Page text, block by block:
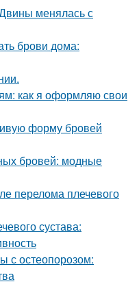
менялась с
брови дома:
как я оформляю свои
форму бровей
бровей: модные
перелома плечевого
сустава:
с остеопорозом: